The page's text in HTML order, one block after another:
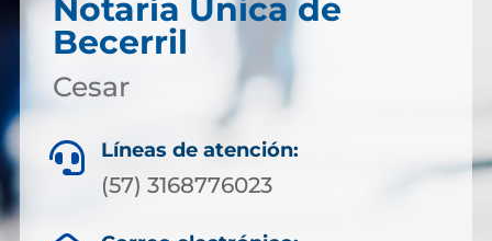
Notaría Única de
Becerril
Cesar
 Líneas de atención:
(57) 3168776023